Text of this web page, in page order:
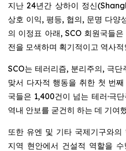
지난 24년간 상하이 정신
상호 이익, 평등, 협의, 문명 다양
의 이정표 아래, SCO 회원국들
전을 모색하며 획기적이고 역사
SCO는 테러리즘, 분리주의, 극단
맞서 다자적 행동을 취한 첫 번
국들은 1,400건이 넘는 테러·극
역내 안보를 굳건히 하는 데 기여
또한 유엔 및 기타 국제기구와의
지역 현안에서 건설적 역할을